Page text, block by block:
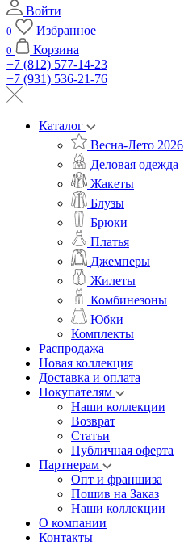
Войти
0 Избранное
0
Корзина
+7 (812) 577-14-23
+7 (931) 536-21-76
Каталог
Весна-Лето 2026
Деловая одежда
Жакеты
Блузы
Брюки
Платья
Джемперы
Жилеты
Комбинезоны
Юбки
Комплекты
Распродажа
Новая коллекция
Доставка и оплата
Покупателям
Наши коллекции
Возврат
Статьи
Публичная оферта
Партнерам
Опт и франшиза
Пошив на Заказ
Наши коллекции
О компании
Контакты